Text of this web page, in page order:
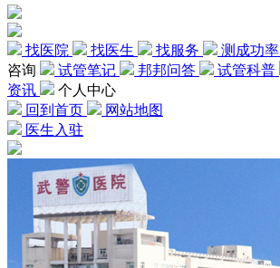
找医院 找医生 找服务 测成功率
咨询
试管笔记 邦邦问答 试管科普
资讯
个人中心
回到首页
网站地图
医生入驻